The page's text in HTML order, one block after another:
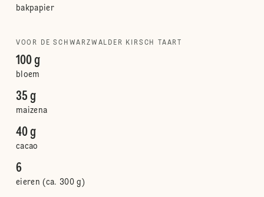
bakpapier
VOOR DE SCHWARZWALDER KIRSCH TAART
100 g
bloem
35 g
maizena
40 g
cacao
6
eieren (ca. 300 g)